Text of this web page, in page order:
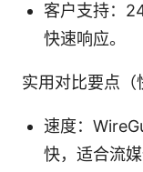
客户支持：
快速响应。
实用对比要点（
速度：
快，适合流媒